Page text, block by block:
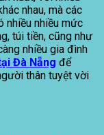
nhau, mà các
nhiều nhiều mức
túi tiền, cũng như
nhiều gia đình
Đà Nẵng để
thân tuyệt vời